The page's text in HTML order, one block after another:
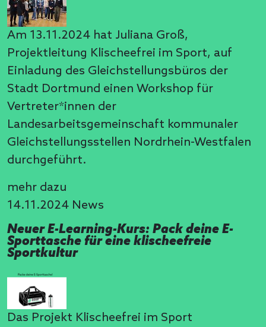
Am 13.11.2024 hat Juliana Groß,
Projektleitung Klischeefrei im Sport, auf
Einladung des Gleichstellungsbüros der
Stadt Dortmund einen Workshop für
Vertreter*innen der
Landesarbeitsgemeinschaft kommunaler
Gleichstellungsstellen Nordrhein-Westfalen
durchgeführt.
mehr dazu
14.11.2024 News
Neuer E-Learning-Kurs: Pack deine E-
Sporttasche für eine klischeefreie
Sportkultur
Das Projekt Klischeefrei im Sport